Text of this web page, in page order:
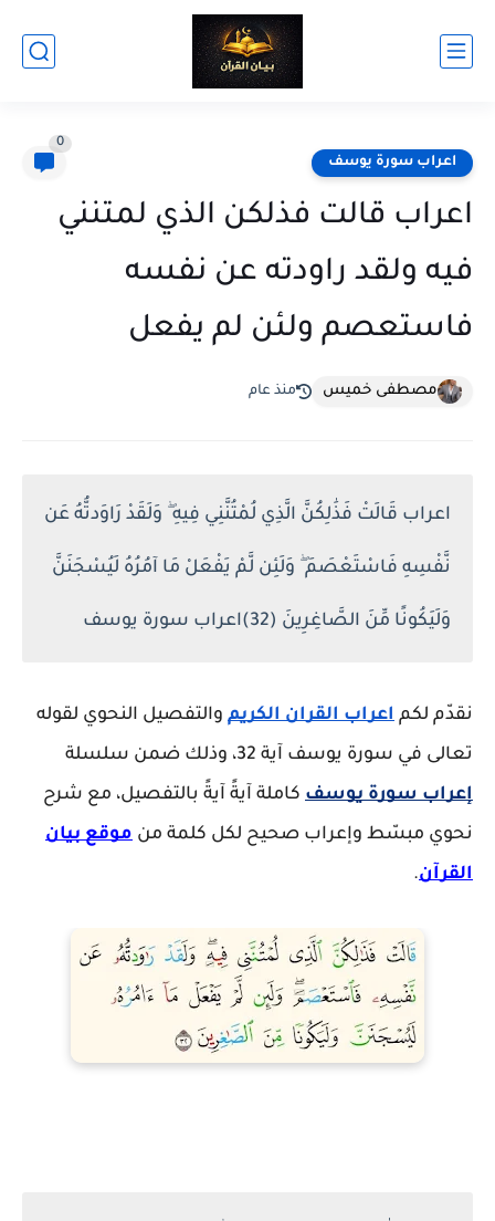
اعراب سورة يوسف
0
اعراب قالت فذلكن الذي لمتنني
فيه ولقد راودته عن نفسه
فاستعصم ولئن لم يفعل
مصطفى خميس منذ عام
اعراب قَالَتْ فَذَٰلِكُنَّ الَّذِي لُمْتُنَّنِي فِيهِ ۖ وَلَقَدْ رَاوَدتُّهُ عَن
نَّفْسِهِ فَاسْتَعْصَمَ ۖ وَلَئِن لَّمْ يَفْعَلْ مَا آمُرُهُ لَيُسْجَنَنَّ
وَلَيَكُونًا مِّنَ الصَّاغِرِينَ (32)اعراب سورة يوسف
نقدّم لكم اعراب القران الكريم والتفصيل النحوي لقوله
تعالى في سورة يوسف آية 32، وذلك ضمن سلسلة
إعراب سورة يوسف كاملة آيةً آيةً بالتفصيل، مع شرح
نحوي مبسّط وإعراب صحيح لكل كلمة من موقع بيان
القرآن.